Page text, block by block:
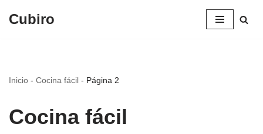
Cubiro
Inicio - Cocina fácil - Página 2
Cocina fácil